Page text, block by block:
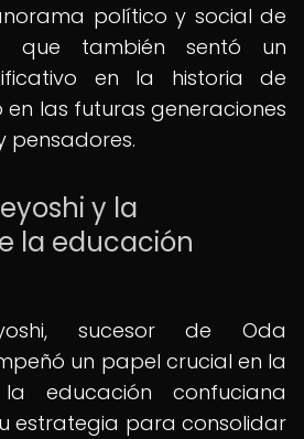
político y social de
que también sentó un
en la historia de
en las futuras generaciones
pensadores.
y la
la educación
sucesor de Oda
un papel crucial en la
educación confuciana
estrategia para consolidar